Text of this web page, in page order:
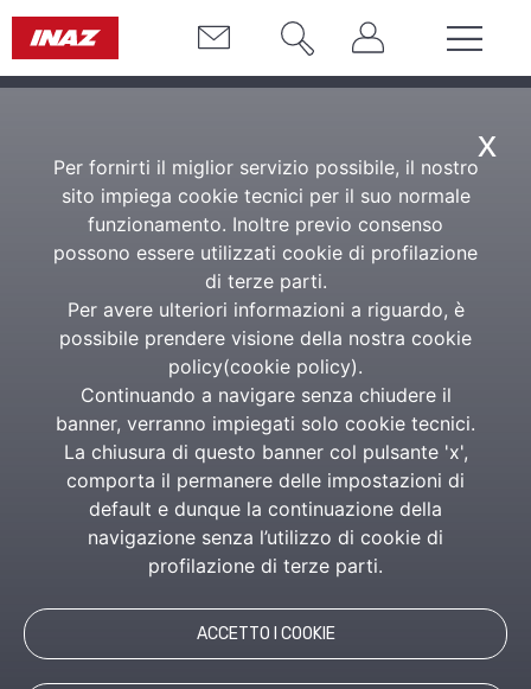
x
Per fornirti il miglior servizio possibile, il nostro
sito impiega cookie tecnici per il suo normale
funzionamento. Inoltre previo consenso
possono essere utilizzati cookie di profilazione
di terze parti.
Per avere ulteriori informazioni a riguardo, è
possibile prendere visione della nostra cookie
policy(cookie policy).
Continuando a navigare senza chiudere il
banner, verranno impiegati solo cookie tecnici.
La chiusura di questo banner col pulsante 'x',
comporta il permanere delle impostazioni di
default e dunque la continuazione della
navigazione senza l’utilizzo di cookie di
profilazione di terze parti.
ACCETTO I COOKIE